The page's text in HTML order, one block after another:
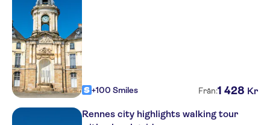
+100 Smiles Från:1 428 Kr
Rennes city highlights walking tour